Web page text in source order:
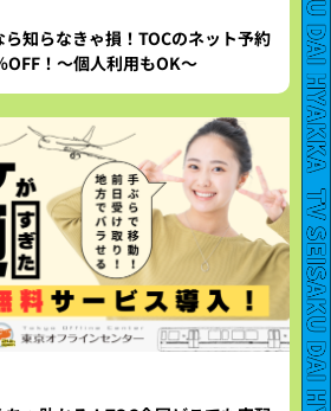
知らなきゃ損！TOCのネット予約
OFF！〜個人利用もOK〜